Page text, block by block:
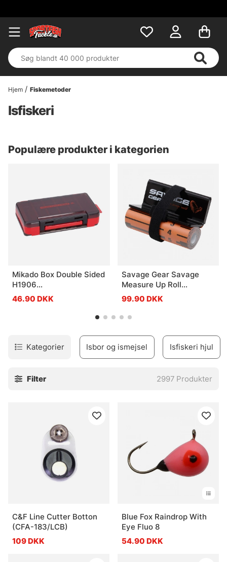
Hjem Fiskemetoder
Isfiskeri
Populære produkter i kategorien
Mikado Box Double Sided
H1906
(17,5x10,5x3,8cm)
46.90 DKK
Savage Gear Savage
Measure Up Roll
8x130cm
99.90 DKK
Kategorier Isbor og ismejsel Isfiskeri hjul
Filter 2997 Produkter
C&F Line Cutter Botton
(CFA-183/LCB)
109 DKK
Blue Fox Raindrop With
Eye Fluo 8
54.90 DKK